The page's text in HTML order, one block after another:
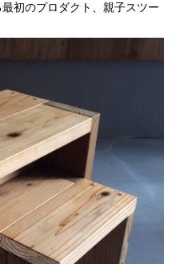
初のプロダクト、親子スツー